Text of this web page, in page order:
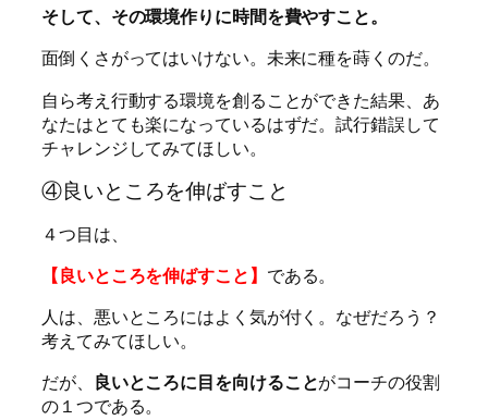
そして、その環境作りに時間を費やすこと。
面倒くさがってはいけない。未来に種を蒔くのだ。
自ら考え行動する環境を創ることができた結果、あ
なたはとても楽になっているはずだ。試行錯誤して
チャレンジしてみてほしい。
④良いところを伸ばすこと
４つ目は、
【良いところを伸ばすこと】 である。
人は、悪いところにはよく気が付く。なぜだろう？
考えてみてほしい。
だが、
良いところに目を向けることがコーチの役割
の１つである。